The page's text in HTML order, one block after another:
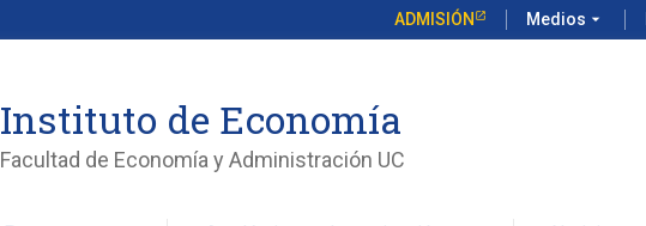
ADMISIÓN Medios arrow_drop_down
Instituto de Economía
Facultad de Economía y Administración UC